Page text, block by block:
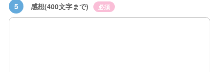
5 感想(400文字まで) 必須